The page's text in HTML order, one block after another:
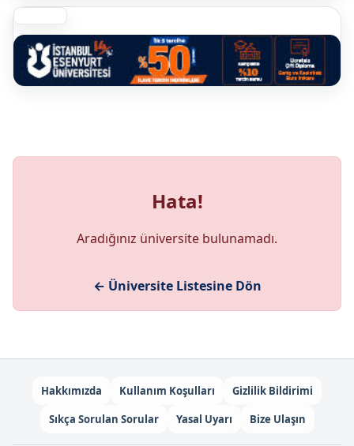
Hata!
Aradığınız üniversite bulunamadı.
← Üniversite Listesine Dön
Hakkımızda Kullanım Koşulları
Gizlilik Bildirimi
Sıkça Sorulan Sorular
Yasal Uyarı Bize Ulaşın